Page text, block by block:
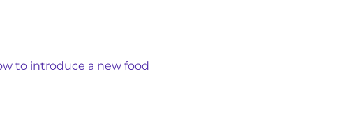
to introduce a new food